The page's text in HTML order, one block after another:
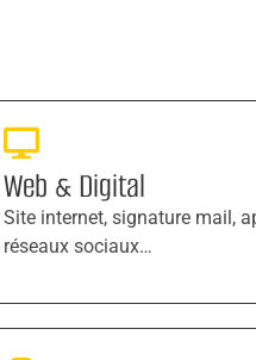
Web & Digital
Site internet, signature mail,
réseaux sociaux…